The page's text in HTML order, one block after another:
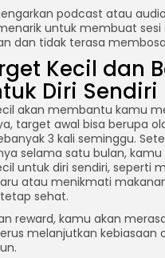
podcast atau
untuk membuat sesi
dan tidak terasa
Kecil dan
Diri Sendiri
akan membantu kamu
target awal bisa berupa
3 kali seminggu.
selama satu bulan, kamu
untuk diri sendiri, seperti
atau menikmati
sehat.
reward, kamu akan
melanjutkan kebiasaan